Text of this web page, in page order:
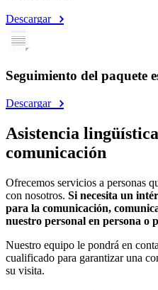
Descargar
Seguimiento del paquete
Descargar
Asistencia
comunicación
Ofrecemos servicios a personas
con nosotros. Si necesita un
para la comunicación,
nuestro personal en persona o
Nuestro equipo le pondrá en
cualificado para garantizar una
su visita.